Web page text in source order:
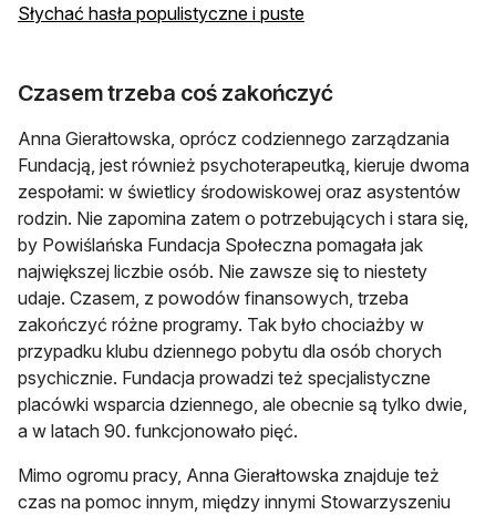
Słychać hasła populistyczne i pusteotwiera się w nowej
Czasem trzeba coś zakończyć
Anna Gierałtowska, oprócz codziennego zarządzania
Fundacją, jest również psychoterapeutką, kieruje dwoma
zespołami: w świetlicy środowiskowej oraz asystentów
rodzin. Nie zapomina zatem o potrzebujących i stara się,
by Powiślańska Fundacja Społeczna pomagała jak
największej liczbie osób. Nie zawsze się to niestety
udaje. Czasem, z powodów finansowych, trzeba
zakończyć różne programy. Tak było chociażby w
przypadku klubu dziennego pobytu dla osób chorych
psychicznie. Fundacja prowadzi też specjalistyczne
placówki wsparcia dziennego, ale obecnie są tylko dwie,
a w latach 90. funkcjonowało pięć.
Mimo ogromu pracy, Anna Gierałtowska znajduje też
czas na pomoc innym, między innymi Stowarzyszeniu